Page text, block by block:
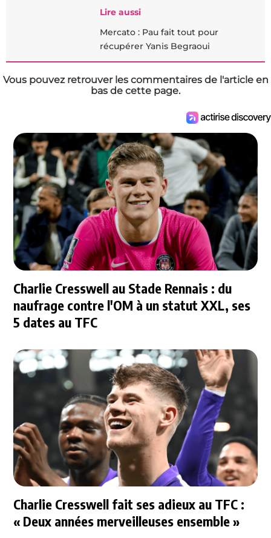
Lire aussi
Mercato : Pau fait tout pour
récupérer Yanis Begraoui
Vous pouvez retrouver les commentaires de l'article en
bas de cette page.
Charlie Cresswell au Stade Rennais : du
naufrage contre l'OM à un statut XXL, ses
5 dates au TFC
Charlie Cresswell fait ses adieux au TFC :
« Deux années merveilleuses ensemble »